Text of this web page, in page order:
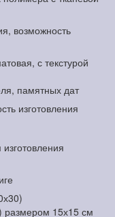
возможность
с текстурой
памятных дат
изготовления
размером 15х15 см